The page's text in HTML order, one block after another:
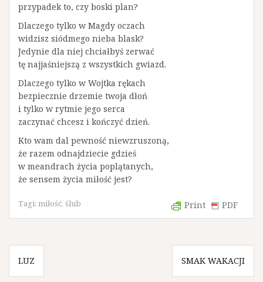
przypadek to, czy boski plan?
Dlaczego tylko w Magdy oczach
widzisz siódmego nieba blask?
Jedynie dla niej chciałbyś zerwać
tę najjaśniejszą z wszystkich gwiazd.
Dlaczego tylko w Wojtka rękach
bezpiecznie drzemie twoja dłoń
i tylko w rytmie jego serca
zaczynać chcesz i kończyć dzień.
Kto wam dal pewność niewzruszoną,
że razem odnajdziecie gdzieś
w meandrach życia poplątanych,
że sensem życia miłość jest?
Print PDF
Tagi: miłość, ślub
NLUZ SMAK WAKACJI